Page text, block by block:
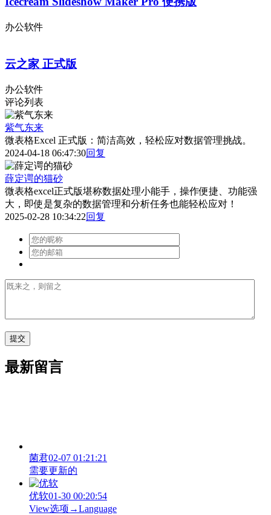
办公软件
云之家 正式版
办公软件
评论列表
紫气东来
微表格Excel 正式版：简洁高效，轻松应对数据管理挑战。
2024-04-18 06:47:30回复
薛定谔的猫砂
微表格excel正式版堪称数据处理小能手，操作便捷、功能强
大，即使是复杂的数据管理和分析任务也能轻松应对！
2025-02-28 10:34:22回复
最新留言
菌君02-07 01:21:21
需要更新的
优软01-30 00:20:54
View‌选项→Language